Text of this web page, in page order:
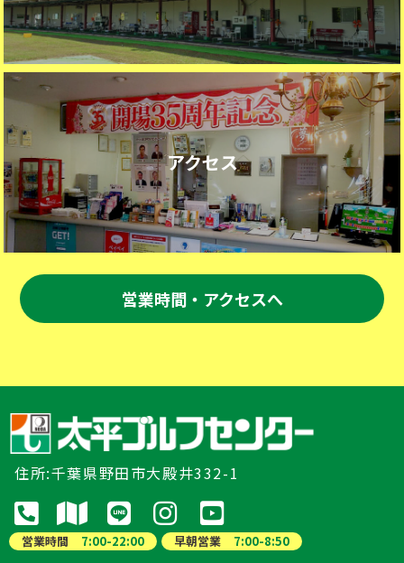
アクセス
営業時間・アクセスへ
住所:千葉県野田市大殿井332-1
営業時間 7:00-22:00 早朝営業 7:00-8:50